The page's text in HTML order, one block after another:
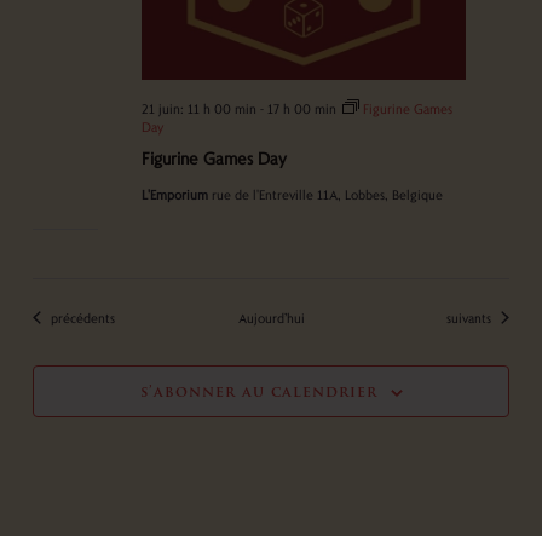
Figurine Games Day
21 juin: 11 h 00 min - 17 h 00 min
Figurine Games
Day
L'Emporium rue de l'Entreville 11A, Lobbes, Belgique
Évènements
précédents Aujourd’hui Évènements
suivants
s’abonner au calendrier